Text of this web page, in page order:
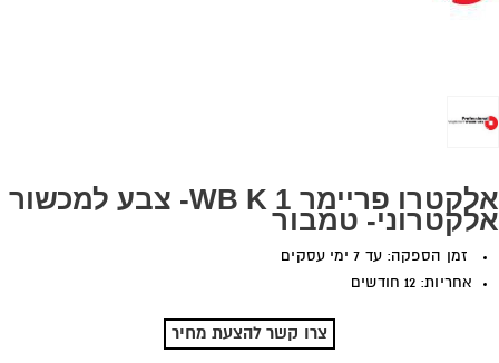
אלקטרו פריימר WB K 1- צבע למכשור
אלקטרוני- טמבור
זמן הספקה: עד 7 ימי עסקים
אחריות: 12 חודשים
צרו קשר להצעת מחיר